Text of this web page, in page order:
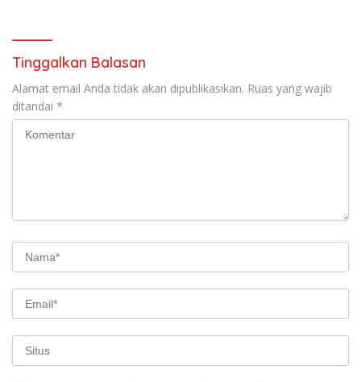
Tinggalkan Balasan
Alamat email Anda tidak akan dipublikasikan. Ruas yang wajib
ditandai *